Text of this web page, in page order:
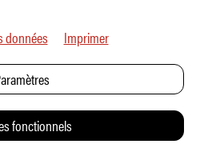
données Imprimer
fonctionnels